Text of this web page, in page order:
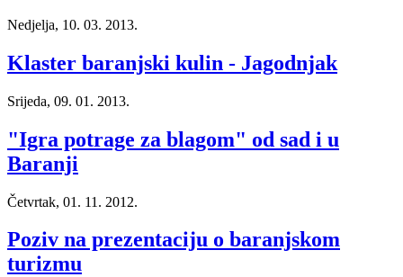
Nedjelja, 10. 03. 2013.
Klaster baranjski kulin - Jagodnjak
Srijeda, 09. 01. 2013.
"Igra potrage za blagom" od sad i u
Baranji
Četvrtak, 01. 11. 2012.
Poziv na prezentaciju o baranjskom
turizmu